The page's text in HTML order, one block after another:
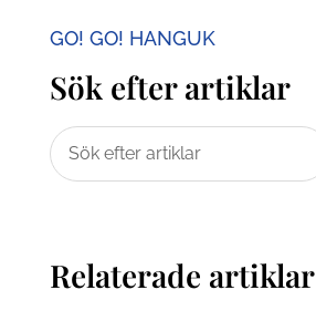
GO! GO! HANGUK
Sök efter artiklar
Relaterade artiklar